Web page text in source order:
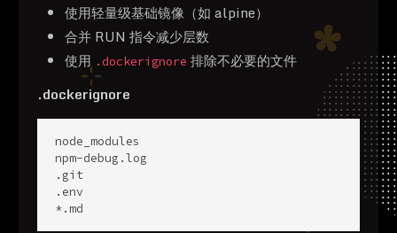
使用轻量级基础镜像（如 alpine）
合并 RUN 指令减少层数
使用 .dockerignore 排除不必要的文件
.dockerignore
node_modules
npm-debug.log
.git
.env
*.md